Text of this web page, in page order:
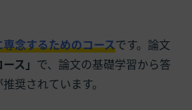
念するためのコースです。論文
ス」 で、論文の基礎学習から答
奨されています。